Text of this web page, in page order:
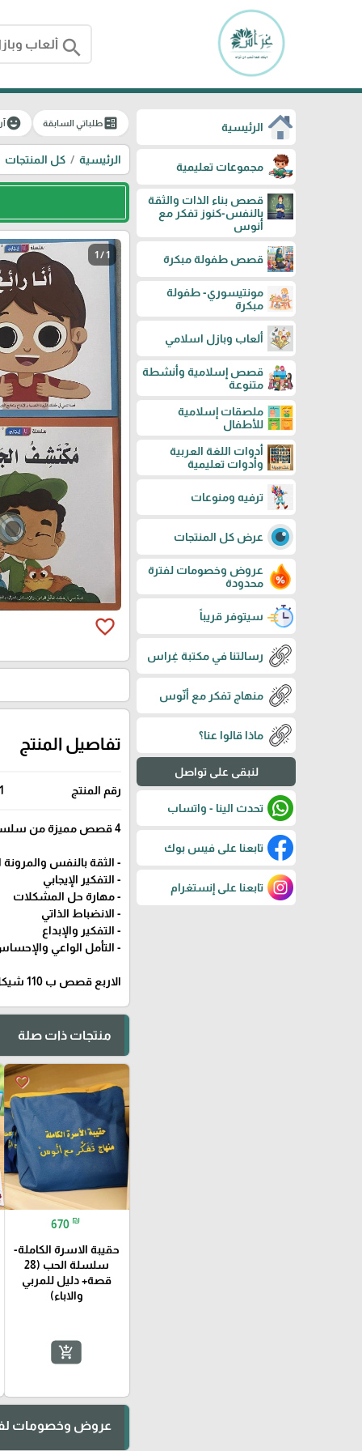
search
الرئيسية
مجموعات تعليمية
قصص بناء الذات والثقة
بالنفس-كنوز تفكر مع
أنوس
قصص طفولة مبكرة
مونتيسوري- طفولة
مبكرة
ألعاب وبازل اسلامي
قصص إسلامية وأنشطة
متنوعة
ملصقات إسلامية
للأطفال
أدوات اللغة العربية
وأدوات تعليمية
ترفيه ومنوعات
عرض كل المنتجات
عروض وخصومات لفترة
محدودة
سيتوفر قريباً
رسالتنا في مكتبة غِراس
منهاج تفكر مع أنّوس
ماذا قالوا عنا؟
لنبقى على تواصل
تحدث الينا - واتساب
تابعنا على فيس بوك
تابعنا على إنستغرام
ballotطلباتي السابقة emoji_emotions
الرئيسية كل المنتجات
1 / 1
favorite_border
تفاصيل المنتج
رقم المنتج
4 قصص مميزة من سلسلة أنا إيجابي للأعمار 4 -10 سنوات تساعدك على تنمية:
- الثقة بالنفس
- التفكير الإيجابي
- مهارة حل المشكلات
- الانضباط الذاتي
- التفكير والإبداع
- التأمل الواعي
الاربع قصص ب 110 شيكل
منتجات ذات صلة
favorite_border
670 ₪
حقيبة الاسرة الكاملة-
سلسلة الحب (28
قصة+ دليل للمربي
والاباء)
add_shopping_cart
عروض وخصومات